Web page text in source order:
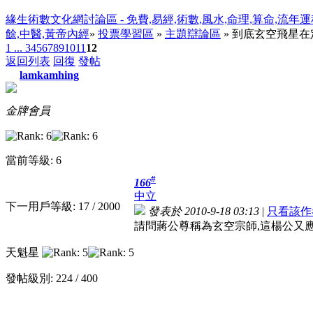
緣生術數文化網討論區 - 免費,易經,術數,風水,命理,算命,流年
餘,中醫,黃帝內經» 投票學習區 » 主題辯論區 » 到底玄空飛星
1 ... 34567891011 12
返回列表 回復 發帖
lamkamhing
金牌會員
當前等級: 6
下一用戶等級: 17 / 2000
天魁星
發帖級別: 224 / 400
166#
中立
發表於 2010-9-18 03:13 | 只看該
請問蔣公尊稱為玄空宗師,這楊公又